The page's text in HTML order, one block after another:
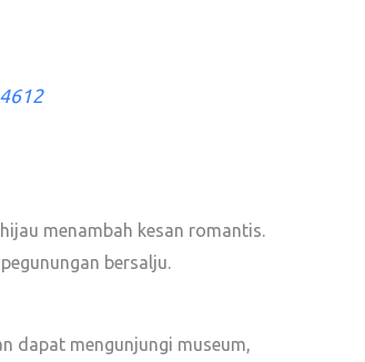
menambah kesan romantis.
bersalju.
dapat mengunjungi museum,